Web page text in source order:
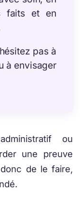
faits et en
pas à
à envisager
ou
une preuve
de le faire,